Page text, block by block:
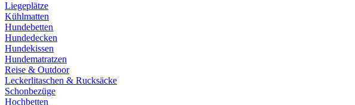
Liegeplätze
Kühlmatten
Hundebetten
Hundedecken
Hundekissen
Hundematratzen
Reise & Outdoor
Leckerlitaschen & Rucksäcke
Schonbezüge
Hochbetten